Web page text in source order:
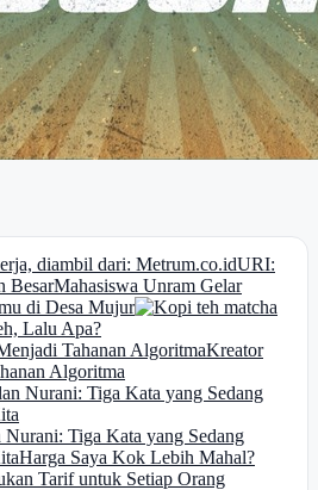
URI:
BesarMahasiswa Unram Gelar
di Desa Mujur
Lalu Apa?
Kreator
Algoritma
Tiga Kata yang Sedang
Harga Saya Kok Lebih Mahal?
Tarif untuk Setiap Orang